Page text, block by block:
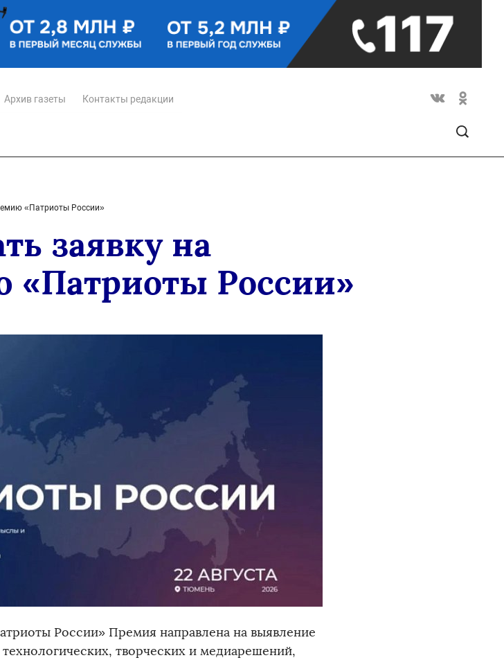
Архив газеты Контакты редакции
«Патриоты России»
заявку на
«Патриоты России»
России» Премия направлена на выявление
творческих и медиарешений,